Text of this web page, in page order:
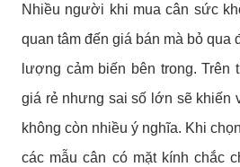
Nhiều người khi mua cân sức
quan tâm đến giá bán mà bỏ qua
lượng cảm biến bên trong. Trên
giá rẻ nhưng sai số lớn sẽ khiến
không còn nhiều ý nghĩa. Khi
các mẫu cân có mặt kính chắc